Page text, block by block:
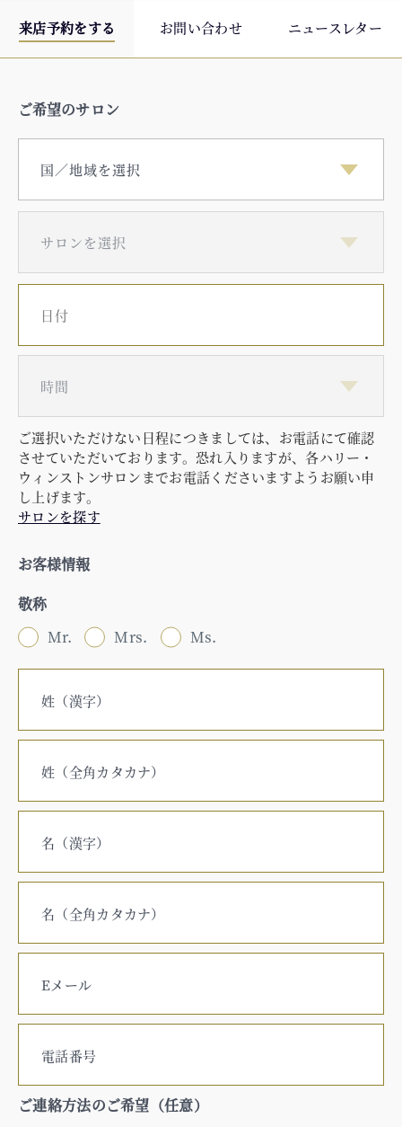
来店予約をする お問い合わせ ニュースレター
ご希望のサロン
ご選択いただけない日程につきましては、お電話にて確認
させていただいております。恐れ入りますが、各ハリー・
ウィンストンサロンまでお電話くださいますようお願い申
し上げます。
サロンを探す
お客様情報
敬称
Mr.
Mrs. Ms.
姓（漢字）
姓（全角カタカナ）
名（漢字）
名（全角カタカナ）
Eメール
電話番号
ご連絡方法のご希望（任意）